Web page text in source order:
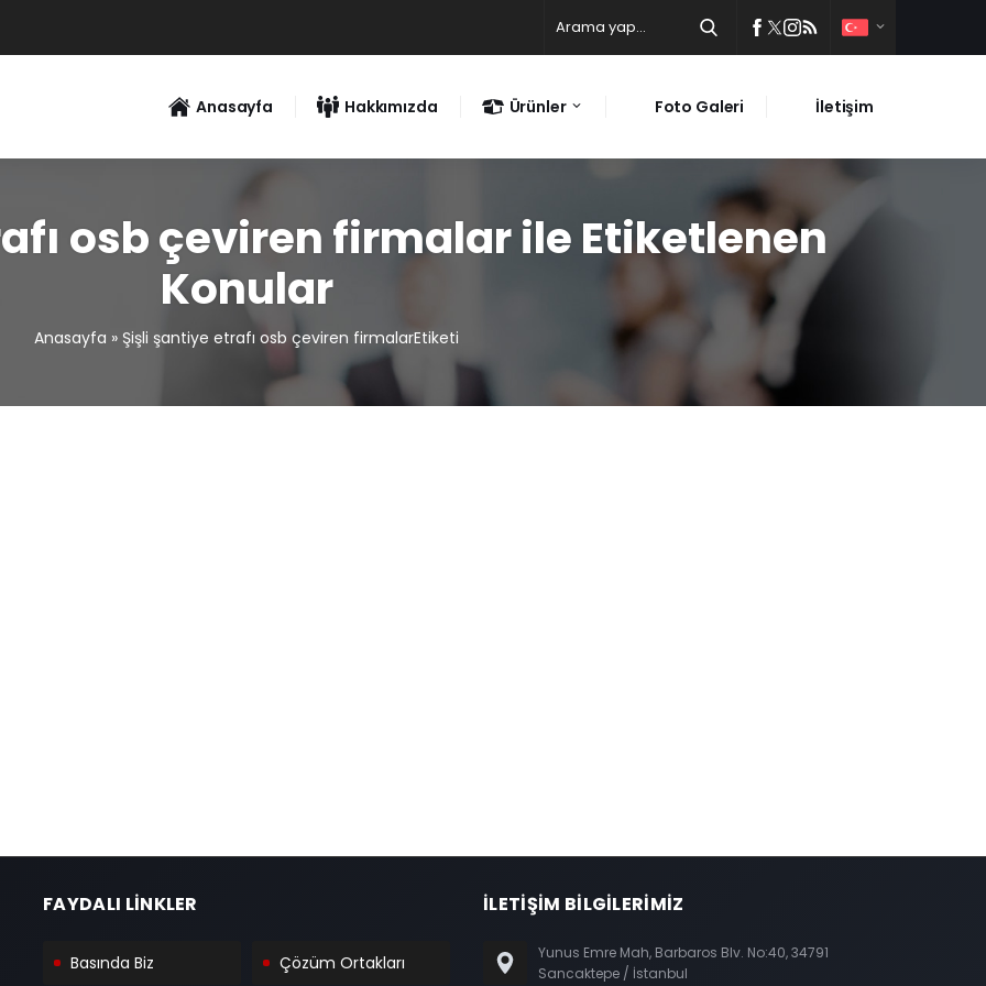
Anasayfa Hakkımızda Ürünler Foto Galeri İletişim
osb çeviren firmalar ile Etiketlenen
Konular
Anasayfa » Şişli şantiye etrafı osb çeviren firmalarEtiketi
FAYDALI LİNKLER
Basında Biz Çözüm Ortakları
İLETİŞİM BİLGİLERİMİZ
Yunus Emre Mah, Barbaros Blv. No:40, 34791
Sancaktepe / İstanbul